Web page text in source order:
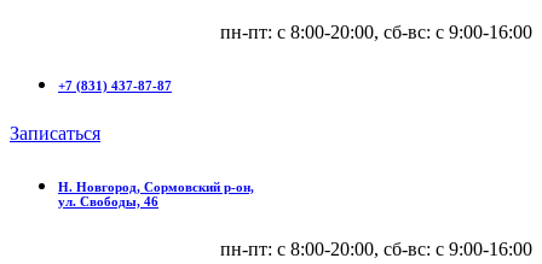
пн-пт: с 8:00-20:00, сб-вс: c 9:00-16:00
+7 (831) 437-87-87
Записаться
Н. Новгород, Сормовский р-он,
ул. Свободы, 46
пн-пт: с 8:00-20:00, сб-вс: c 9:00-16:00